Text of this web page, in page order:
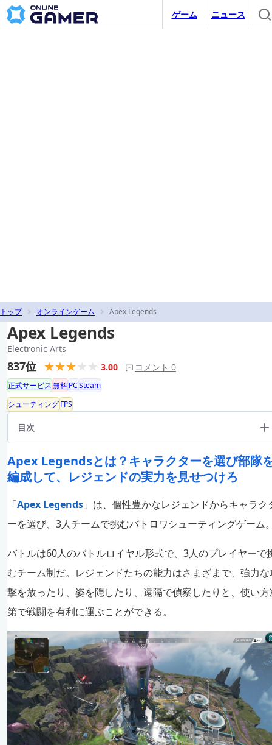
ゲーム ニュース
トップ オンラインゲーム Apex Legends
Apex Legends
Electronic Arts
837位 3.00 コメント 0
正式サービス無料PCSteam
シューティングFPS
目次
Apex Legendsとは？キャラクターを選び部隊
編成して、レジェンドの実力を見せつけろ
「Apex Legends 」は、個性豊かなレジェンドからキャラク
ーを選び、3人チームで挑むバトロワシューティングゲーム
バトルは60人のバトルロイヤル形式で、3人のプレイヤーで
むチーム制だ。レジェンドたちの能力はさまざまで、強力な
撃を放ったり、姿を隠したり、遠隔で偵察したりと、使い方
第で戦闘を有利に運ぶことができる。